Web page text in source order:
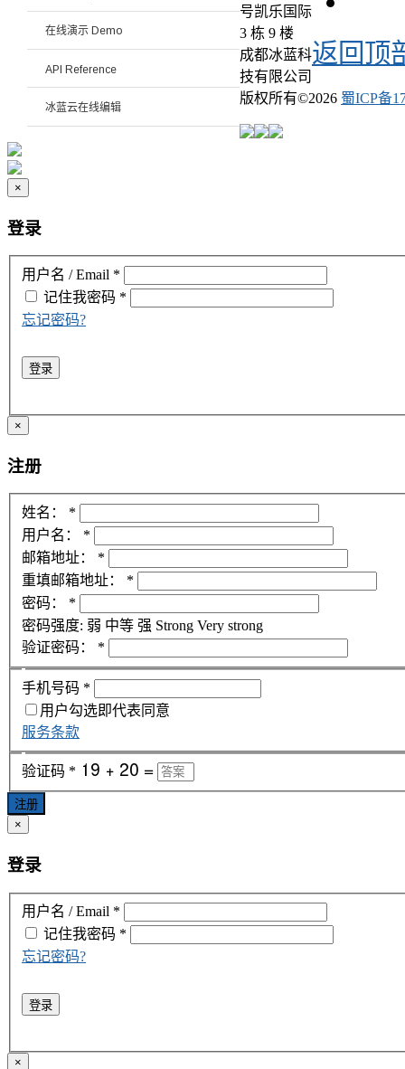
返回顶
在线演示 Demo
API Reference
冰蓝云在线编辑
号凯乐国际
3 栋 9 楼
成都冰蓝科
技有限公司
版权所有©2026 蜀ICP备
×
登录
用户名 / Email *
密码 *
记住我
忘记密码?
登录
×
注册
姓名：
*
用户名：
*
邮箱地址：
*
重填邮箱地址：
*
密码：
*
密码强度: 弱 中等 强 Strong Very strong
验证密码：
*
手机号码 *
用户勾选即代表同意
服务条款
验证码 *
注册
×
登录
用户名 / Email *
密码 *
记住我
忘记密码?
登录
×